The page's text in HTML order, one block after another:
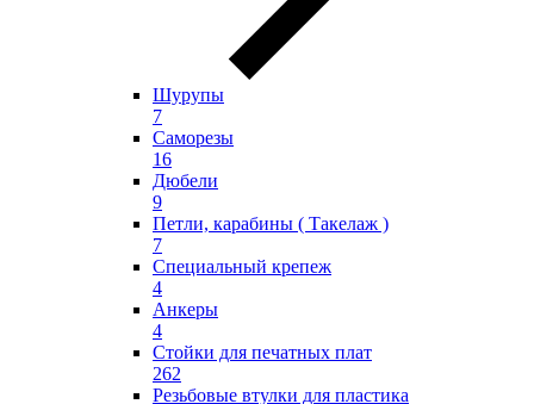
Шурупы
7
Саморезы
16
Дюбели
9
Петли, карабины ( Такелаж )
7
Специальный крепеж
4
Анкеры
4
Стойки для печатных плат
262
Резьбовые втулки для пластика